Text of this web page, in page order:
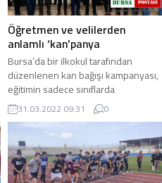
Öğretmen ve velilerden
anlamlı ‘kan’panya
Bursa’da bir ilkokul tarafından
düzenlenen kan bağışı kampanyası,
eğitimin sadece sınıflarda
öğrencilere ders vermekten ibaret
olmadığını ...
31.03.2022 09:31 0